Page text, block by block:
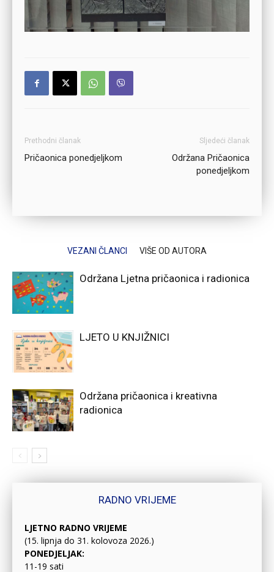
Prethodni članak
Pričaonica ponedjeljkom
Sljedeći članak
Održana Pričaonica
ponedjeljkom
VEZANI ČLANCI VIŠE OD AUTORA
Održana Ljetna pričaonica i radionica
LJETO U KNJIŽNICI
Održana pričaonica i kreativna
radionica
RADNO VRIJEME
LJETNO RADNO VRIJEME
(15. lipnja do 31. kolovoza 2026.)
PONEDJELJAK:
11-19 sati